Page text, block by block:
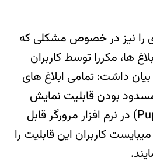
را نیز در خصوص مشکلی که
ها، مکررا توسط کاربران
داشت: تمامی ابلاغ های
بودن قابلیت نمایش
پنجره های بازشو(Pup Up) در نرم افزار مرورگر قابل
کاربران این قابلیت را